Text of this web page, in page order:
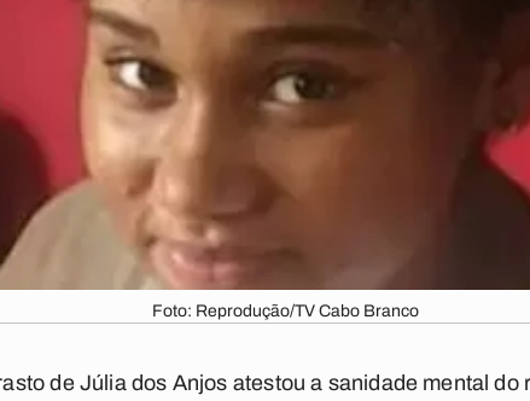
Foto: Reprodução/TV Cabo Branco
de Júlia dos Anjos atestou a sanidade mental do